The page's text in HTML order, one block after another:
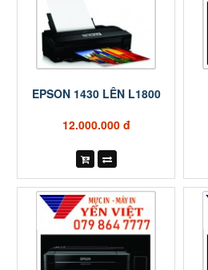
EPSON 1430 LÊN L1800
12.000.000 đ